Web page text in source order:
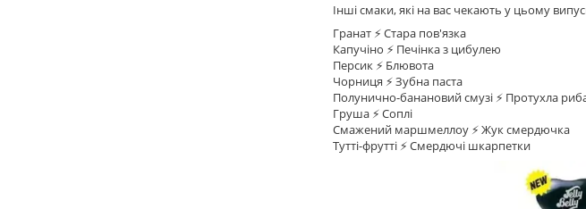
Інші смаки, які на вас чекають у цьому
Гранат ⚡️ Стара пов'язка
Капучіно ⚡️ Печінка з цибулею
Персик ⚡️ Блювота
Чорниця ⚡️ Зубна паста
Полунично-банановий смузі ⚡️ Протухла
Груша ⚡️ Соплі
Смажений маршмеллоу ⚡️ Жук смердючка
Тутті-фрутті ⚡️ Смердючі шкарпетки